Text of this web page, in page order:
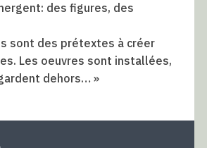
des figures, des
sont des prétextes à créer
Les oeuvres sont installées,
dehors… »